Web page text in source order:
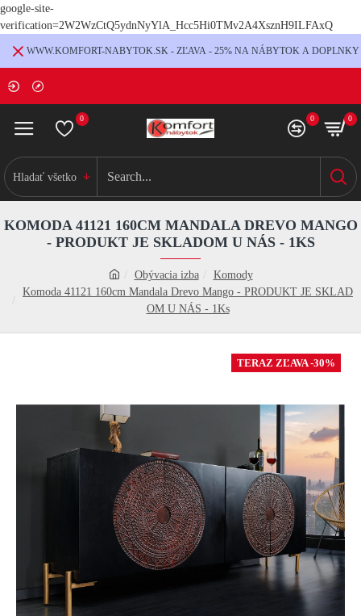
google-site-
verification=2W2WzCtQ5ydnNyYlA_Hcc5Hi0TMv2A4XsznH9ILFAxQ
WWW.KOMFORT-NABYTOK.SK - ZĽAVA - 25% NA NÁBYTOK A DOPLNKY
0 0 0
Hladať všetko
Obývacia izba
Komody
Komoda 41121 160cm Mandala Drevo Mango - PRODUKT JE SKLAD
OM U NÁS - 1Ks
KOMODA 41121 160CM MANDALA DREVO MANGO
- PRODUKT JE SKLADOM U NÁS - 1KS
TERAZ ZĽAVA -30%